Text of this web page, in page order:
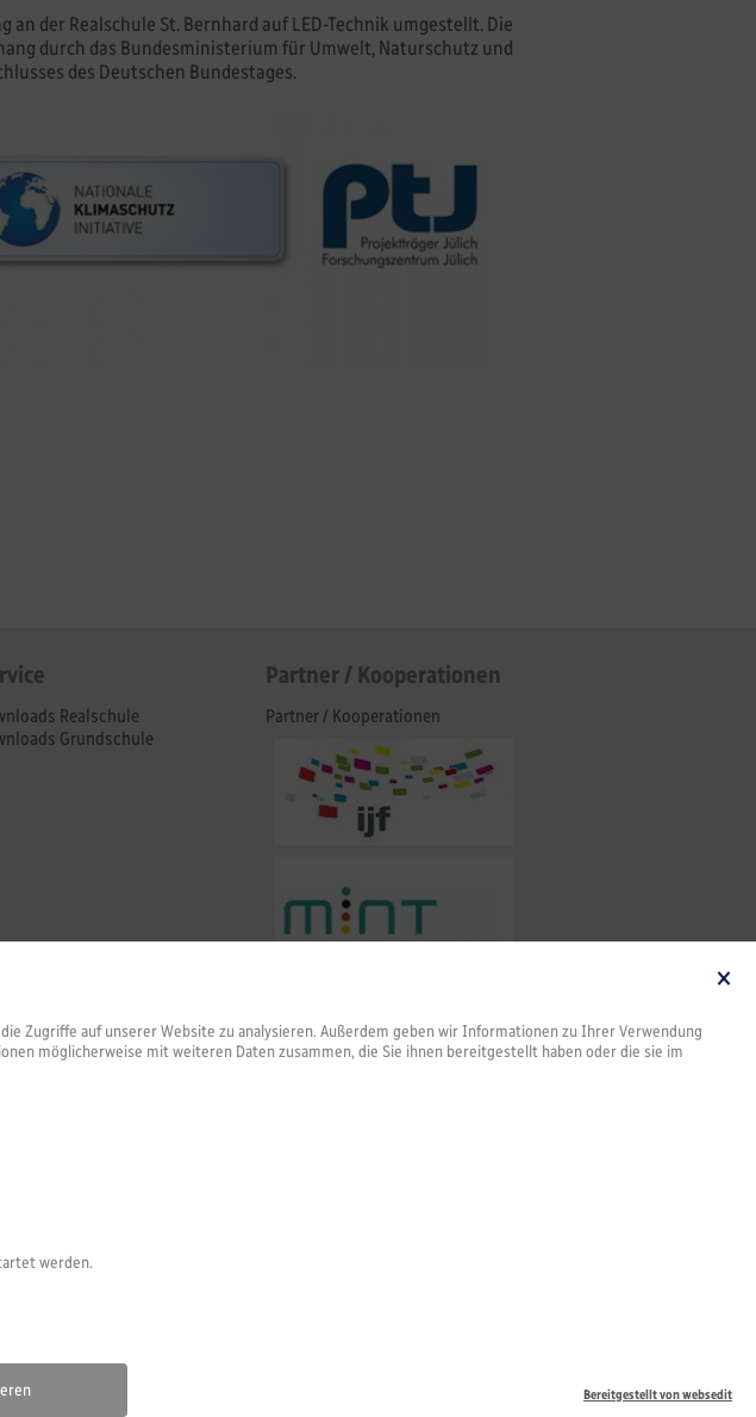
der Realschule St. Bernhard auf LED-Technik umgestellt. Die
durch das Bundesministerium für Umwelt, Naturschutz und
des Deutschen Bundestages.
Realschule
Grundschule
Partner / Kooperationen
Partner / Kooperationen
.Hinweisgeberschutz
Saulgau . Tel: 07581-537104-11 . Fax: 07581-537104-25
Zugriffe auf unserer Website zu analysieren. Außerdem geben wir Informationen zu Ihrer Verwendung
möglicherweise mit weiteren Daten zusammen, die Sie ihnen bereitgestellt haben oder die sie im
werden.
Bereitgestellt von websedit